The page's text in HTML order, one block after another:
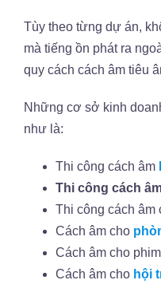
Tùy theo từng dự án,
mà tiếng ồn phát ra
quy cách cách âm tiêu
Những cơ sở kinh
như là:
Thi công cách âm
Thi công cách
Thi công cách âm
Cách âm cho
Cách âm cho
Cách âm cho hội